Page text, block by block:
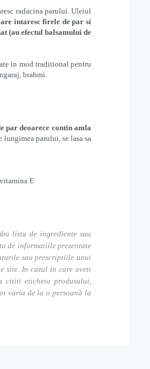
radacina parului. Uleiul
intaresc firele de par si
(au efectul balsamului de
in mod traditional pentru
brahmi.
par deoarece contin amla
lungimea parului, se lasa sa
E
lista de ingrediente sau
de informatiile prezentate
sau prescriptiile unui
site. In cazul in care aveti
cititi eticheta produsului,
varia de la o persoană la